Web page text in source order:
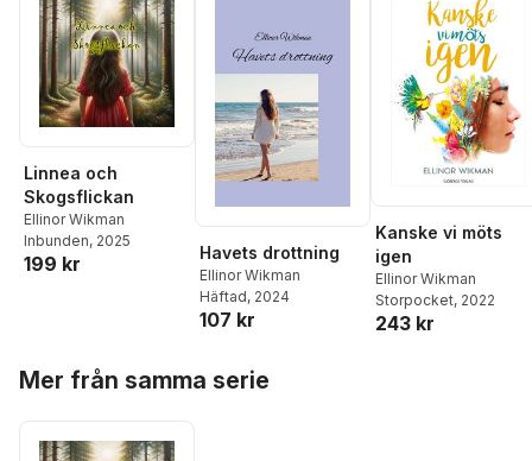
Linnea och
Skogsflickan
Ellinor Wikman
Inbunden, 2025
199 kr Havets drottning
Ellinor Wikman
Häftad, 2024
107 kr
Kanske vi möts
igen
Ellinor Wikman
Storpocket, 2022
243 kr
Mer från samma serie